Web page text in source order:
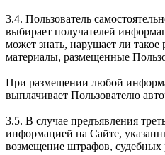
3.4. Пользователь
выбирает получателей
может знать, нарушает ли
материалы, размещенные
При размещении любой
выплачивает Пользователю
3.5. В случае предъявления
информацией на Сайте,
возмещение штрафов, судебных